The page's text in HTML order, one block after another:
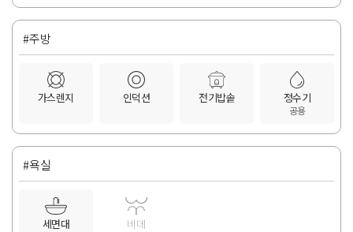
#주방
가스렌지 인덕션 전기밥솥 정수기
공용
#욕실
세면대 비데